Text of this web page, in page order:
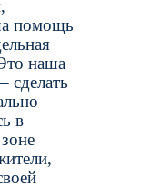
помощь
наша
сделать
в